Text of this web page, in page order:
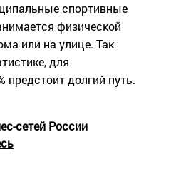
спортивные
физической
или на улице. Так
для
предстоит долгий путь.
сетей России